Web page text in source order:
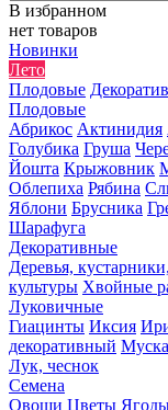
В избранном
нет товаров
Новинки
Лето
Плодовые
Плодовые
Абрикос Актинидия
Голубика Груша
Йошта Крыжовник
Облепиха Рябина
Яблони Брусника
Шарафуга
Декоративные
Деревья,
культуры Хвойные
Луковичные
Гиацинты Иксия
декоративный
Лук, чеснок
Семена
Овощи Цветы